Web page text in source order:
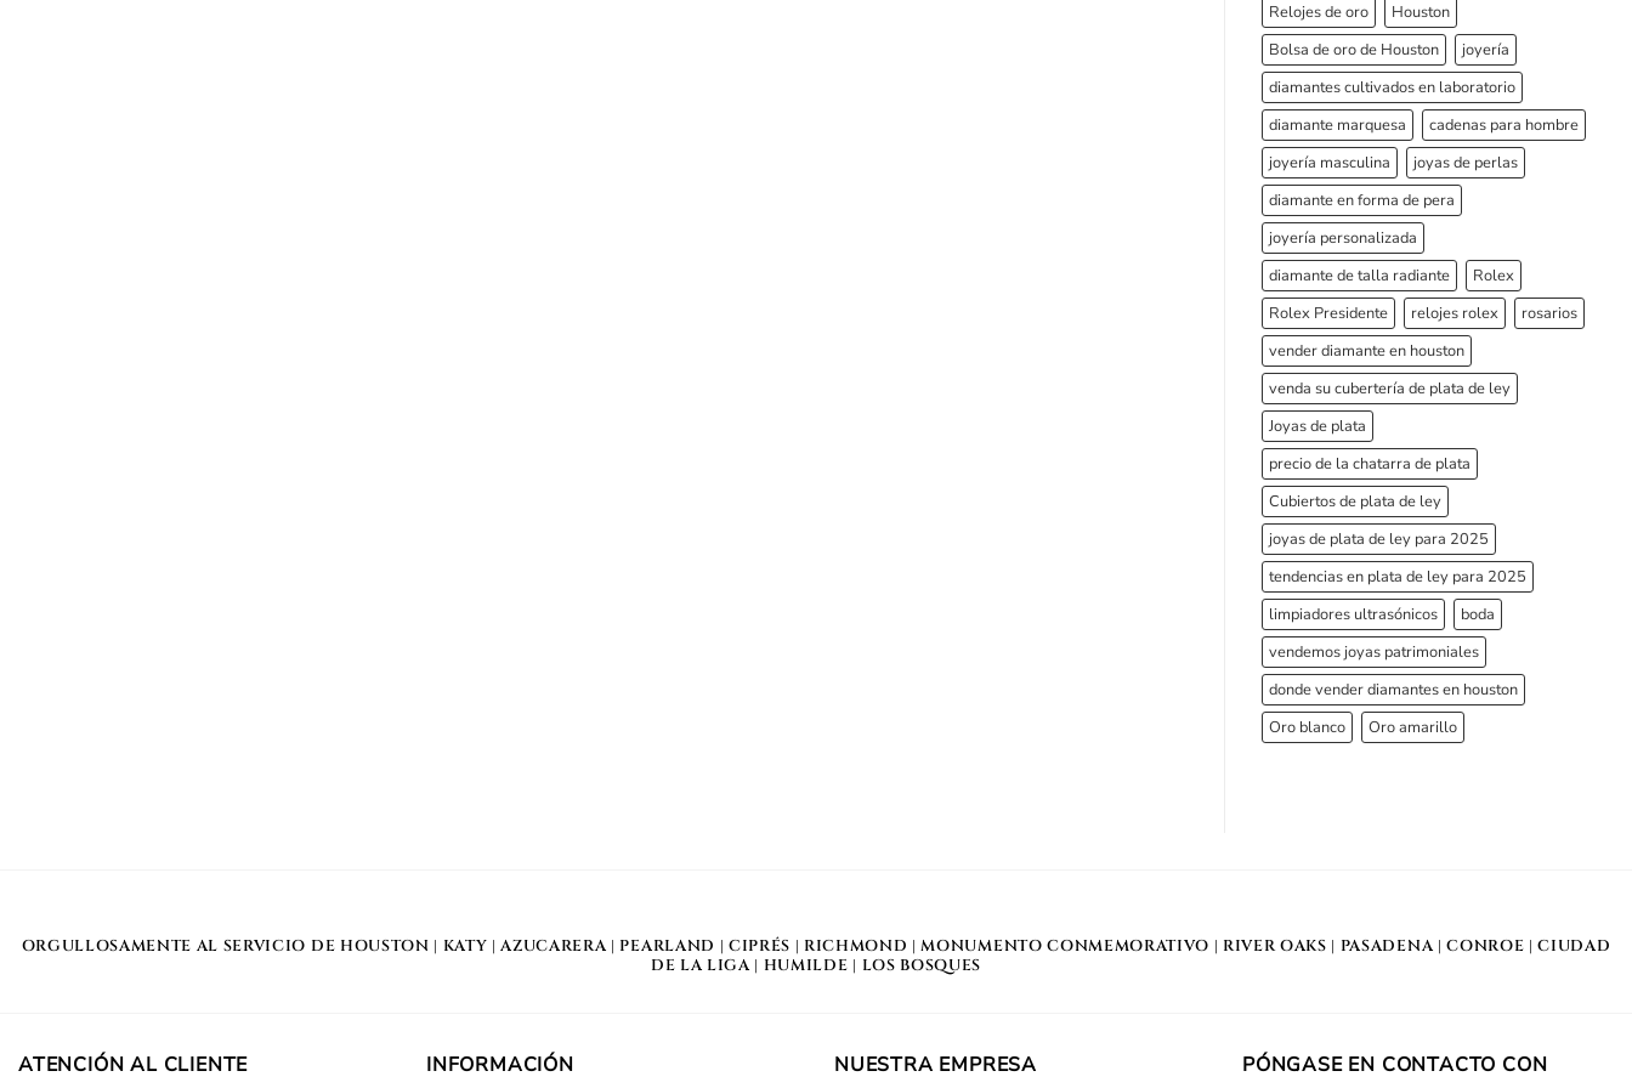
Relojes de oro
Houston
Bolsa de oro de Houston
joyería
diamantes cultivados en laboratorio
diamante marquesa
cadenas para hombre
joyería masculina
joyas de perlas
diamante en forma de pera
joyería personalizada
diamante de talla radiante
Rolex
Rolex Presidente
relojes rolex
rosarios
vender diamante en houston
venda su cubertería de plata de ley
Joyas de plata
precio de la chatarra de plata
Cubiertos de plata de ley
joyas de plata de ley para 2025
tendencias en plata de ley para 2025
limpiadores ultrasónicos
boda
vendemos joyas patrimoniales
donde vender diamantes en houston
Oro blanco
Oro amarillo
ORGULLOSAMENTE AL SERVICIO DE HOUSTON | KATY |AZUCARERA | PEARLAND | CIPRÉS | RICHMOND |MONUMENTO CONMEMORATIVO | RIVER OAKS | PASADENA |CONROE |CIUDAD
DE LA LIGA | HUMILDE | LOS BOSQUES
ATENCIÓN AL CLIENTE INFORMACIÓN NUESTRA EMPRESA PÓNGASE EN CONTACTO CON